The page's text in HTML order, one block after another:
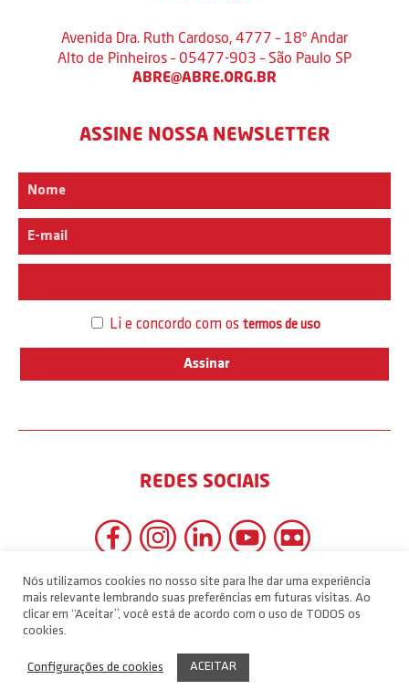
Avenida Dra. Ruth Cardoso, 4777 – 18º Andar
Alto de Pinheiros – 05477-903 – São Paulo SP
ABRE@ABRE.ORG.BR
ASSINE NOSSA NEWSLETTER
Li e concordo com os termos de uso
REDES SOCIAIS
Nós utilizamos cookies no nosso site para lhe dar uma experiência
mais relevante lembrando suas preferências em futuras visitas. Ao
clicar em “Aceitar”, você está de acordo com o uso de TODOS os
cookies.
Configurações de cookies ACEITAR